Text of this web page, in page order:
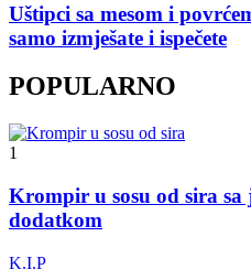
Uštipci sa mesom i
samo izmješate i ispečete
POPULARNO
1
Krompir u sosu od sira
dodatkom
K.I.P